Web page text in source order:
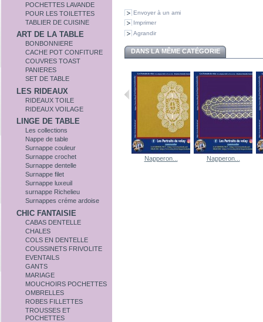
POCHETTES LAVANDE
POUR LES TOILETTES
TABLIER DE CUISINE
ART DE LA TABLE
BONBONNIERE
CACHE POT CONFITURE
COUVRES TOAST
PANIERES
SET DE TABLE
LES RIDEAUX
RIDEAUX TOILE
RIDEAUX VOILAGE
LINGE DE TABLE
Les collections
Nappe de table
Surnappe couleur
Surnappe crochet
Surnappe dentelle
Surnappe filet
Surnappe luxeuil
surnappe Richelieu
Surnappes créme ardoise
CHIC FANTAISIE
CABAS DENTELLE
CHALES
COLS EN DENTELLE
COUSSINETS FRIVOLITE
EVENTAILS
GANTS
MARIAGE
MOUCHOIRS POCHETTES
OMBRELLES
ROBES FILLETTES
TROUSSES ET
POCHETTES
Envoyer à un ami
Imprimer
Agrandir
DANS LA MÊME CATÉGORIE
Napperon... Napperon...